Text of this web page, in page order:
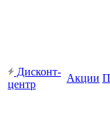
Дисконт-
центр
Акции